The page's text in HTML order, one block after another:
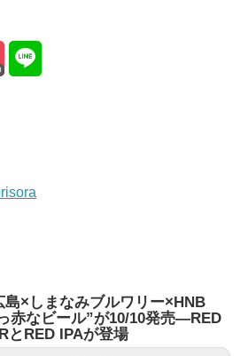
×しまなみブルワリー×HNB
赤なビール”が10/10発売—RED
とRED IPAが登場